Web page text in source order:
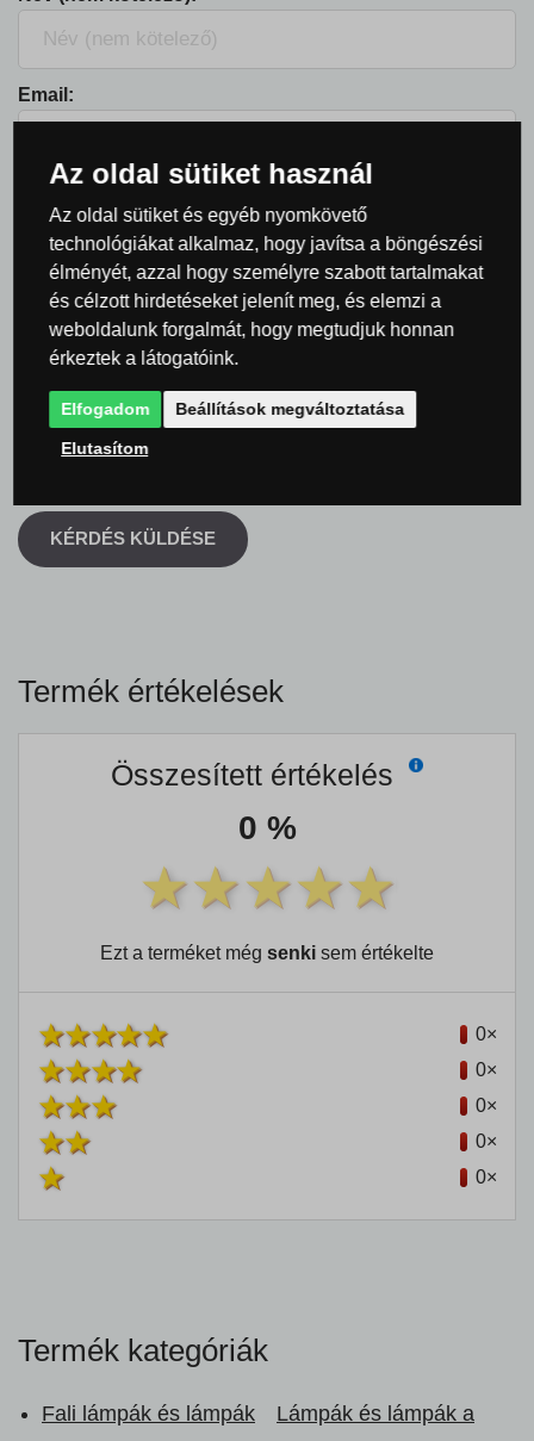
Email:
Tegyen fel kérdést névtelenül.
KÉRDÉS KÜLDÉSE
Termék értékelések
Összesített értékelés
0 %
Ezt a terméket még senki sem értékelte
0×
0×
0×
0×
0×
Termék kategóriák
Fali lámpák és lámpák
Lámpák és lámpák a
Az oldal sütiket használ
Az oldal sütiket és egyéb nyomkövető
technológiákat alkalmaz, hogy javítsa a böngészési
élményét, azzal hogy személyre szabott tartalmakat
és célzott hirdetéseket jelenít meg, és elemzi a
weboldalunk forgalmát, hogy megtudjuk honnan
érkeztek a látogatóink.
Elfogadom Beállítások megváltoztatása
Elutasítom